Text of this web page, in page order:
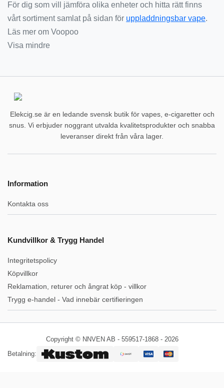
För dig som vill jämföra olika enheter och hitta rätt finns
vårt sortiment samlat på sidan för uppladdningsbar vape.
Läs mer om Voopoo
Visa mindre
Elekcig.se är en ledande svensk butik för vapes, e-cigaretter och
snus. Vi erbjuder noggrant utvalda kvalitetsprodukter och snabba
leveranser direkt från våra lager.
Information
Kontakta oss
Kundvillkor & Trygg Handel
Integritetspolicy
Köpvillkor
Reklamation, returer och ångrat köp - villkor
Trygg e-handel - Vad innebär certifieringen
Copyright © NNVEN AB - 559517-1868 - 2026
Betalning: